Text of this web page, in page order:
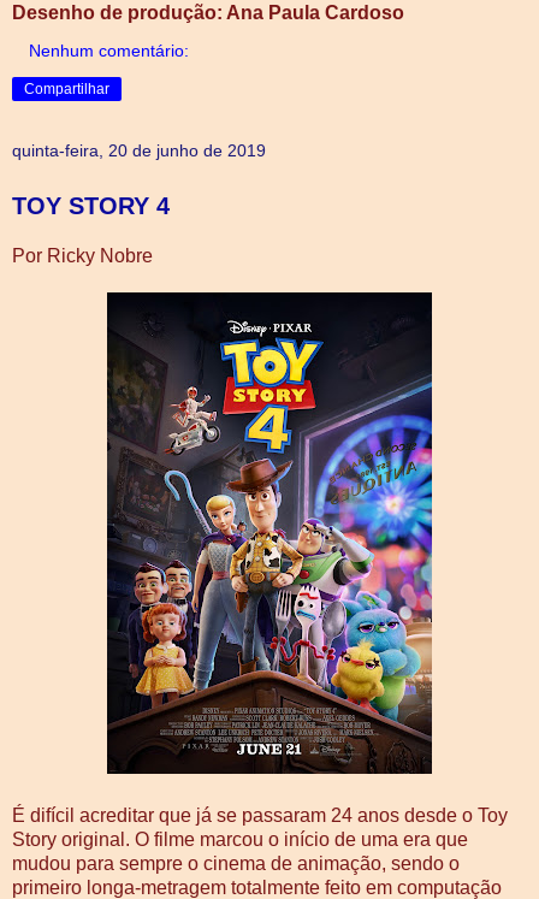
Desenho de produção: Ana Paula Cardoso
Nenhum comentário:
Compartilhar
quinta-feira, 20 de junho de 2019
TOY STORY 4
Por Ricky Nobre
É difícil acreditar que já se passaram 24 anos desde o Toy
Story original. O filme marcou o início de uma era que
mudou para sempre o cinema de animação, sendo o
primeiro longa-metragem totalmente feito em computação